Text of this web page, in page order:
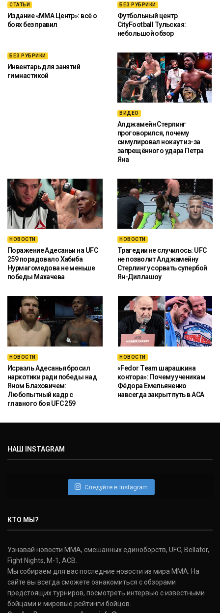
СТАТЬИ
Издание «ММА Центр»: всё о
боях без правил
БЕЗ РУБРИКИ
Футбольный центр
CityFootball Тульская:
небольшой обзор
БЕЗ РУБРИКИ
Инвентарь для занятий
гимнастикой
ВИДЕО
Алджамейн Стерлинг
проговорился, почему
симулировал нокаут из-за
запрещённого удара Петра
Яна
НОВОСТИ
Поражение Адесаньи на UFC
259 порадовало Хабиба
Нурмагомедова не меньше
победы Махачева
НОВОСТИ
Трагедии не случилось: UFC
не позволит Алджамейну
Стерлингу сорвать супербой
Ян-Диллашоу
НОВОСТИ
Исраэль Адесанья бросил
наркотики ради победы над
Яном Блаховичем:
Любопытный кадр с
главного боя UFC 259
НОВОСТИ
«Fedor Team шарашкина
контора»: Почему ученикам
Фёдора Емельяненко
навсегда закрыт путь в ACA
НАШ INSTAGRAM
Следуйте в Instagram
КТО МЫ?
Узнавай новости ММА, смешанных единоборств, UFC, Bellator,
Fight Nights, M-1, ACB.
Мы собираем для вас последние новости из мира ММА. На
сайте вы всегда сможете ознакомиться с обзорами
предстоящих турниров, посмотреть интервью с известными
бойцами и мировые рейтинги бойцов.